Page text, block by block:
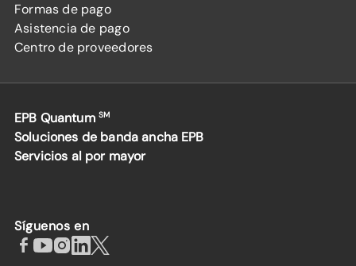
Formas de pago
Asistencia de pago
Centro de proveedores
EPB Quantum SM
Soluciones de banda ancha EPB
Servicios al por mayor
Síguenos en